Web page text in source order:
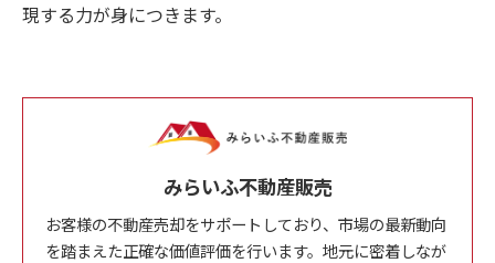
現する力が身につきます。
みらいふ不動産販売
お客様の不動産売却をサポートしており、市場の最新動向
を踏まえた正確な価値評価を行います。地元に密着しなが